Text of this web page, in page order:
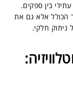
בין ספקים.
הכולל אלא גם את
חלקי.